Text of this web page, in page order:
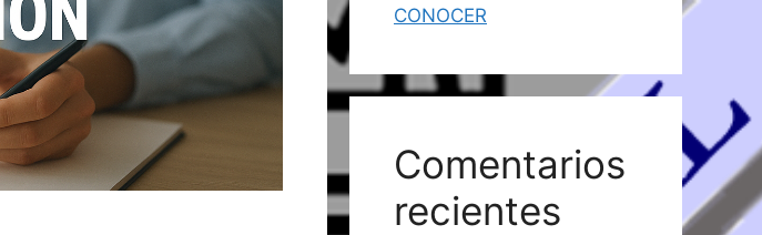
CONOCER
Comentarios
recientes